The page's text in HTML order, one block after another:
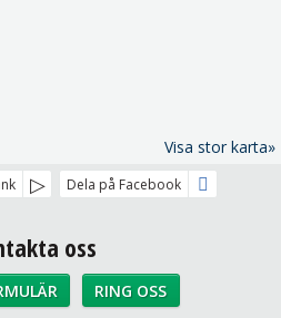
Visa stor karta»
Dela på Facebook
oss
RING OSS